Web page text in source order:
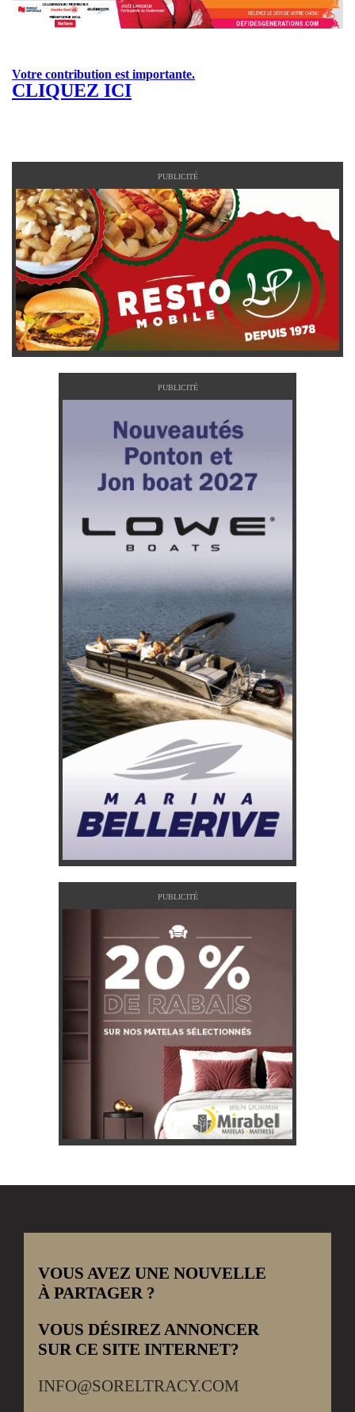
Votre contribution est importante.
CLIQUEZ ICI
PUBLICITÉ
PUBLICITÉ
PUBLICITÉ
VOUS AVEZ UNE NOUVELLE
À PARTAGER ?
VOUS DÉSIREZ ANNONCER
SUR CE SITE INTERNET?
INFO@SORELTRACY.COM